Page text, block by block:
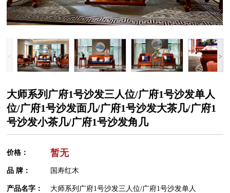
大师系列广府1号沙发三人位/广府1号沙发单人
位/广府1号沙发面几/广府1号沙发大茶几/广府1
号沙发小茶几/广府1号沙发角几
价格： 暂无
品 牌： 国寿红木
产品名字：
大师系列广府1号沙发三人位/广府1号沙发单人